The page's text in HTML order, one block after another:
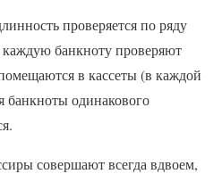
проверяется по ряду
банкноту проверяют
в кассеты (в каждой
банкноты одинакового
совершают всегда вдвоем,